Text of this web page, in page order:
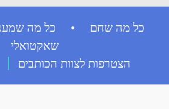
כל מה שחם • כל מה
שאקטואלי
הצטרפות לצוות הכותבים